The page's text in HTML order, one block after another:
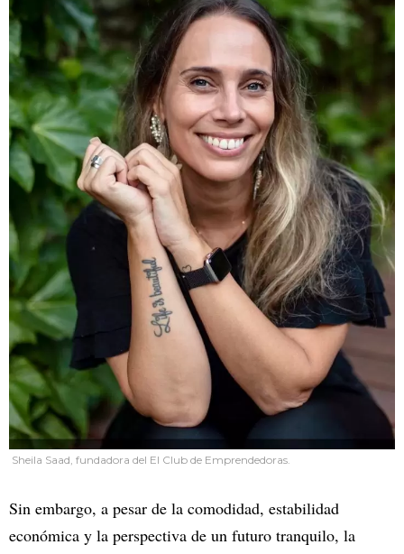
Sheila Saad, fundadora del El Club de Emprendedoras.
Sin embargo, a pesar de la comodidad, estabilidad
económica y la perspectiva de un futuro tranquilo, la